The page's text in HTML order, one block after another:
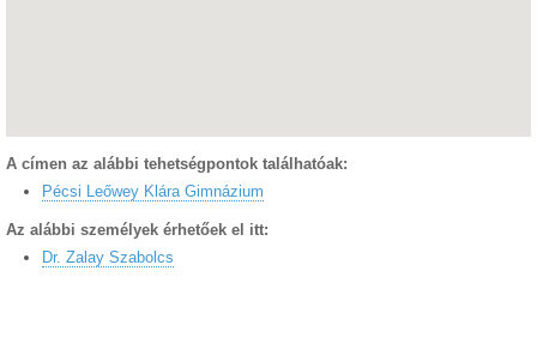
A címen az alábbi tehetségpontok találhatóak:
Pécsi Leőwey Klára Gimnázium
Az alábbi személyek érhetőek el itt:
Dr. Zalay Szabolcs